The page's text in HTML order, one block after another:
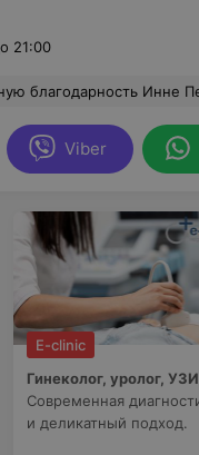
21:00
От посещения остались только положительные впечатления, врач подробно объяснила все нюансы исследования, дала четкие и понятные пояснения по
Viber
E-clinic
Гинеколог, уролог,
Современная
и деликатный подход.